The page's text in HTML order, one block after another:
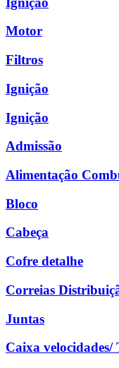
Motor
Filtros
Ignição
Ignição
Admissão
Alimentação
Bloco
Cabeça
Cofre detalhe
Correias
Juntas
Caixa velocidades/